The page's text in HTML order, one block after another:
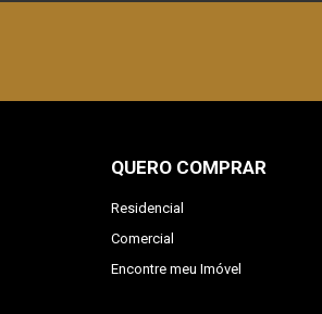
QUERO COMPRAR
Residencial
Comercial
Encontre meu Imóvel